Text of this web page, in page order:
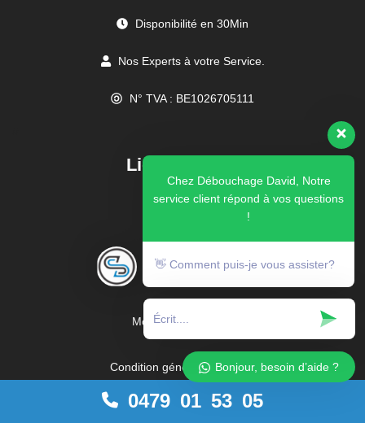
Disponibilité en 30Min
Nos Experts à votre Service.
N° TVA : BE1026705111
0479 01 53 05
Liens rapides
Montions générales
Condition générale de vente
Chez Débouchage David, Notre
service client répond à vos questions
!
👋 Comment puis-je vous assister?
Bonjour, besoin d’aide ?